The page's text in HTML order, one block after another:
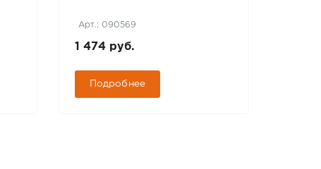
Арт.: 090569
1 474 руб.
Подробнее